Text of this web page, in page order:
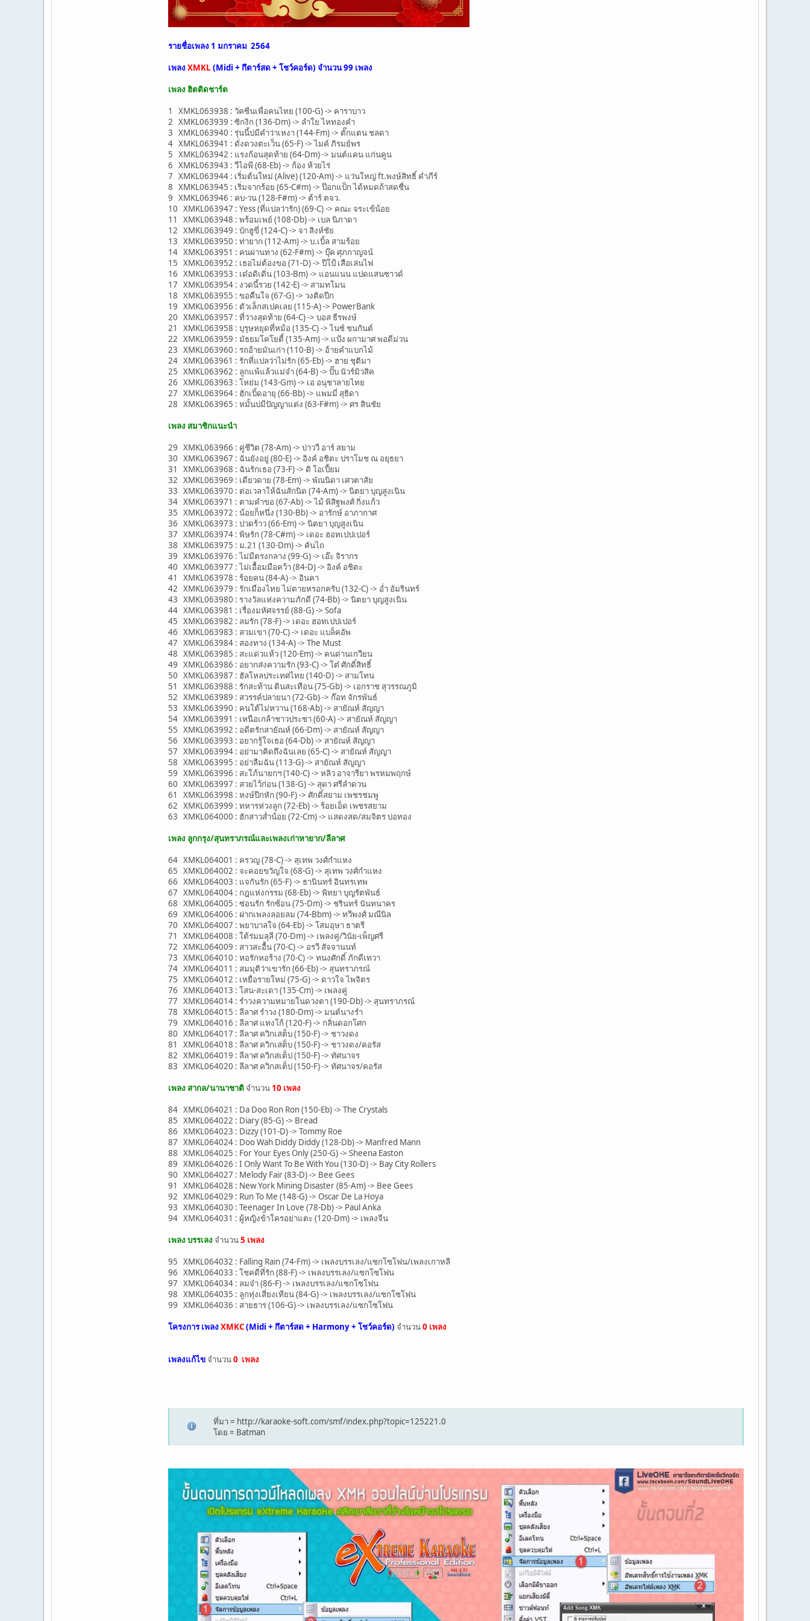
รายชื่อเพลง 1 มกราคม 2564
เพลง XMKL (Midi + กึตาร์สด + โชว์คอร์ด) จำนวน99 เพลง
เพลง ฮิตติดชาร์ต
1 XMKL063938 : วัคซีนเพื่อคนไทย (100-G) -> คาราบาว
2 XMKL063939 : ซิกงิก (136-Dm) -> ลำใย ไหทองคำ
3 XMKL063940 : รุ่นนี้บ่มีคำว่าเหงา (144-Fm) -> ตั๊กแตน ชลดา
4 XMKL063941 : ดั่งดวงตะเว็น (65-F) -> ไมค์ ภิรมย์พร
5 XMKL063942 : แรงก้อนสุดท้าย (64-Dm) -> มนต์แคน แก่นคูน
6 XMKL063943 : วีไอพี (68-Eb) -> ก้อง ห้วยไร่
7 XMKL063944 : เริ่มต้นใหม่ (Alive) (120-Am) -> แว่นใหญ่ ft.พงษ์สิทธิ์ คำภีร์
8 XMKL063945 : เริ่มจากร้อย (65-C#m) -> ป๊อกแป็ก ได้หมดถ้าสดชื่น
9 XMKL063946 : คบ-วน (128-F#m) -> ต้าร์ ตจว.
10 XMKL063947 : Yess (ที่แปลว่ารัก) (69-C) -> คณะ จระเข้น้อย
11 XMKL063948 : พร้อมเพย์ (108-Db) -> เบล นิภาดา
12 XMKL063949 : บักฮูขี่ (124-C) -> จา สิงห์ชัย
13 XMKL063950 : ท่ายาก (112-Am) -> บ.เบิ้ล สามร้อย
14 XMKL063951 : คนผ่านทาง (62-F#m) -> บุ๊ค ศุภกาญจน์
15 XMKL063952 : เธอไม่ต้องขอ (71-D) -> ปีโป้ เสือเล่นไฟ
16 XMKL063953 : เด๋อดิเดิ่น (103-Bm) -> แอนแนน แปดแสนซาวด์
17 XMKL063954 : งวดนี้รวย (142-E) -> สามทโมน
18 XMKL063955 : ขอคืนใจ (67-G) -> วงติดปีก
19 XMKL063956 : ตัวเล็กสเปคเลย (115-A) -> PowerBank
20 XMKL063957 : ที่ว่างสุดท้าย (64-C) -> บอส ธีรพงษ์
21 XMKL063958 : บุรุษหยุดที่หม้อ (135-C) -> ไนซ์ ชนกันต์
22 XMKL063959 : มัธยมโคโยตี้ (135-Am) -> แป้ง ผกามาศ พอดีม่วน
23 XMKL063960 : รถอ้ายมันเก่า (110-B) -> อ้ายคำแบกไม้
24 XMKL063961 : รักที่แปลว่าไม่รัก (65-Eb) -> ฮาย ชุติมา
25 XMKL063962 : ลูกแพ้แล้วแม่จ๋า (64-B) -> ปั๊บ นัวร์มิวสิค
26 XMKL063963 : โหย่ม (143-Gm) -> เอ อนุชาลายไทย
27 XMKL063964 : ฮักเบิ้ดอายุ (66-Bb) -> แพมมี่ สุธิดา
28 XMKL063965 : หมั้นบ่มีปัญญาแต่ง (63-F#m) -> ศร สินชัย
เพลง สมาชิกแนะนำ
29 XMKL063966 : คู่ชีวิต (78-Am) -> บ่าววี อาร์ สยาม
30 XMKL063967 : ฉันยังอยู่ (80-E) -> อิงค์ อชิตะ ปราโมช ณ อยุธยา
31 XMKL063968 : ฉันรักเธอ (73-F) -> ดิ โอเปี้ยม
32 XMKL063969 : เดียวดาย (78-Em) -> พัณนิดา เศวตาสัย
33 XMKL063970 : ต่อเวลาให้ฉันสักนิด (74-Am) -> นิตยา บุญสูงเนิน
34 XMKL063971 : ตามคำขอ (67-Ab) -> ไม้ พิสิฐพงศ์ กิ่งแก้ว
35 XMKL063972 : น้อยก็หนึ่ง (130-Bb) -> อารักษ์ อาภากาศ
36 XMKL063973 : ปวดร้าว (66-Em) -> นิตยา บุญสูงเนิน
37 XMKL063974 : พิษรัก (78-C#m) -> เดอะ ฮอทเปปเปอร์
38 XMKL063975 : ม.21 (130-Dm) -> คันไถ
39 XMKL063976 : ไม่มีตรงกลาง (99-G) -> เอ๊ะ จิรากร
40 XMKL063977 : ไม่เอื้อมมือคว้า (84-D) -> อิงค์ อชิตะ
41 XMKL063978 : ร้อยคน (84-A) -> อินคา
42 XMKL063979 : รักเมืองไทย ไม่ตายหรอกครับ (132-C) -> อ่ำ อัมรินทร์
43 XMKL063980 : รางวัลแห่งความภักดี (74-Bb) -> นิตยา บุญสูงเนิน
44 XMKL063981 : เรื่องมหัศจรรย์ (88-G) -> Sofa
45 XMKL063982 : ลมรัก (78-F) -> เดอะ ฮอทเปปเปอร์
46 XMKL063983 : สวมเขา (70-C) -> เดอะ แบล็คอัพ
47 XMKL063984 : สองทาง (134-A) -> The Must
48 XMKL063985 : สะแด่วแห้ว (120-Em) -> คนด่านเกวียน
49 XMKL063986 : อยากส่งความรัก (93-C) -> โต๋ ศักดิ์สิทธิ์
50 XMKL063987 : ฮัลโหลประเทศไทย (140-D) -> สามโทน
51 XMKL063988 : รักสะท้าน ดินสะเทือน (75-Gb) -> เอกราช สุวรรณภูมิ
52 XMKL063989 : สวรรค์ปลายนา (72-Gb) -> ก๊อท จักรพันธ์
53 XMKL063990 : คนใต้ไม่หวาน (168-Ab) -> สายัณห์ สัญญา
54 XMKL063991 : เหนือเกล้าชาวประชา (60-A) -> สายัณห์ สัญญา
55 XMKL063992 : อดีตรักสายัณห์ (66-Dm) -> สายัณห์ สัญญา
56 XMKL063993 : อยากรู้ใจเธอ (64-Db) -> สายัณห์ สัญญา
57 XMKL063994 : อย่ามาคิดถึงฉันเลย (65-C) -> สายัณห์ สัญญา
58 XMKL063995 : อย่าลืมฉัน (113-G) -> สายัณห์ สัญญา
59 XMKL063996 : สะใภ้นายกฯ (140-C) -> หลิว อาจารียา พรหมพฤกษ์
60 XMKL063997 : สวยไว้ก่อน (138-G) -> สุดา ศรีลำดวน
61 XMKL063998 : หงษ์ปีกหัก (90-F) -> ศักดิ์สยาม เพชรชมพู
62 XMKL063999 : ทหารห่วงลูก (72-Eb) -> ร้อยเอ็ด เพชรสยาม
63 XMKL064000 : ฮักสาวส่ำน้อย (72-Cm) -> แสดงสด/สมจิตร บ่อทอง
เพลง ลูกกรุง/สุนทราภรณ์และเพลงเก่าหายาก/ลีลาศ
64 XMKL064001 : ครวญ (78-C) -> สุเทพ วงศ์กำแหง
65 XMKL064002 : จะคอยขวัญใจ (68-G) -> สุเทพ วงศ์กำแหง
66 XMKL064003 : แจกันรัก (65-F) -> ธานินทร์ อินทรเทพ
67 XMKL064004 : กฎแห่งกรรม (68-Eb) -> พิทยา บุญรัตพันธ์
68 XMKL064005 : ซ่อนรัก รักซ้อน (75-Dm) -> ชรินทร์ นันทนาคร
69 XMKL064006 : ฝากเพลงลอยลม (74-Bbm) -> ทวีพงศ์ มณีนิล
70 XMKL064007 : พยาบาลใจ (64-Eb) -> โสมอุษา ธาตรี
71 XMKL064008 : ใต้ร่มมลุลี (70-Dm) -> เพลงคู่/วินัย-เพ็ญศรี
72 XMKL064009 : สาวสะอื้น (70-C) -> อรวี สัจจานนท์
73 XMKL064010 : หอรักหอร้าง (70-C) -> ทนงศักดิ์ ภักดีเทวา
74 XMKL064011 : สมมุติว่าเขารัก (66-Eb) -> สุนทราภรณ์
75 XMKL064012 : เหยื่อรายใหม่ (75-G) -> ดาวใจ ไพจิตร
76 XMKL064013 : โสน-สะเดา (135-Cm) -> เพลงคู่
77 XMKL064014 : รำวงความหมายในดวงตา (190-Db) -> สุนทราภรณ์
78 XMKL064015 : ลีลาศ รำวง (180-Dm) -> มนต์นางรำ
79 XMKL064016 : ลีลาศ แทงโก้ (120-F) -> กลิ่นดอกโศก
80 XMKL064017 : ลีลาศ ควิกเสต็บ (150-F) -> ชาวงดง
81 XMKL064018 : ลีลาศ ควิกเสต็บ (150-F) -> ชาวงดง/คอรัส
82 XMKL064019 : ลีลาศ ควิกสเต็ป (150-F) -> ทัศนาจร
83 XMKL064020 : ลีลาศ ควิกสเต็ป (150-F) -> ทัศนาจร/คอรัส
เพลง สากล/นานาชาติ จำนวน 10 เพลง
84 XMKL064021 : Da Doo Ron Ron (150-Eb) -> The Crystals
85 XMKL064022 : Diary (85-G) -> Bread
86 XMKL064023 : Dizzy (101-D) -> Tommy Roe
87 XMKL064024 : Doo Wah Diddy Diddy (128-Db) -> Manfred Mann
88 XMKL064025 : For Your Eyes Only (250-G) -> Sheena Easton
89 XMKL064026 : I Only Want To Be With You (130-D) -> Bay City Rollers
90 XMKL064027 : Melody Fair (83-D) -> Bee Gees
91 XMKL064028 : New York Mining Disaster (85-Am) -> Bee Gees
92 XMKL064029 : Run To Me (148-G) -> Oscar De La Hoya
93 XMKL064030 : Teenager In Love (78-Db) -> Paul Anka
94 XMKL064031 : ผู้หญิงข้าใครอย่าแตะ (120-Dm) -> เพลงจีน
เพลง บรรเลง จำนวน5 เพลง
95 XMKL064032 : Falling Rain (74-Fm) -> เพลงบรรเลง/แซกโซโฟน/เพลงเกาหลี
96 XMKL064033 : โชคดีที่รัก (88-F) -> เพลงบรรเลง/แซกโซโฟน
97 XMKL064034 : ลมจ๋า (86-F) -> เพลงบรรเลง/แซกโซโฟน
98 XMKL064035 : ลูกทุ่งเสี่ยงเทียน (84-G) -> เพลงบรรเลง/แซกโซโฟน
99 XMKL064036 : สายธาร (106-G) -> เพลงบรรเลง/แซกโซโฟน
โครงการ เพลง XMKC(Midi + กึตาร์สด + Harmony + โชว์คอร์ด) จำนวน0 เพลง
เพลงแก้ไข จำนวน0 เพลง
ที่มา = http://karaoke-soft.com/smf/index.php?topic=125221.0
โดย = Batman